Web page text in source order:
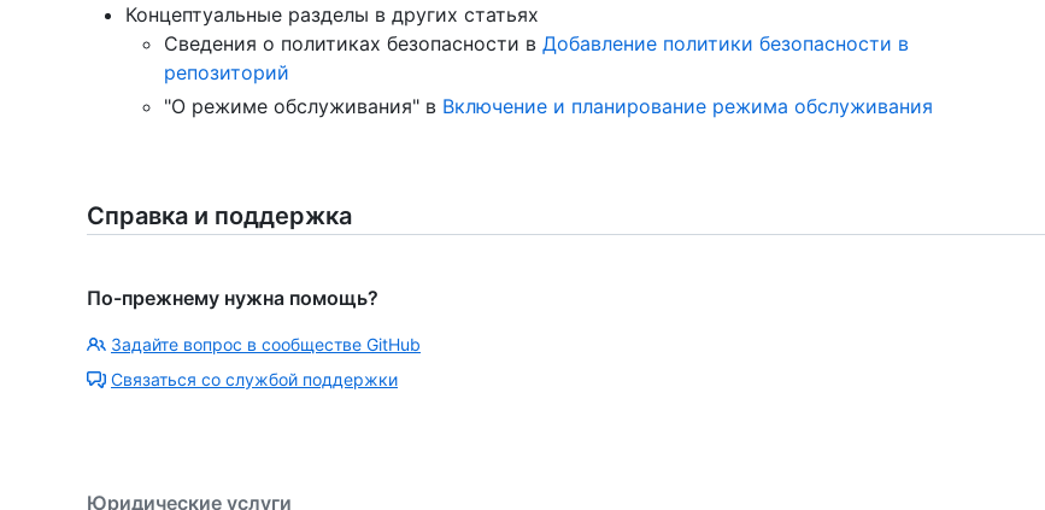
Концептуальные разделы в других статьях
Сведения о политиках безопасности в Добавление политики безопасности в
репозиторий
"О режиме обслуживания" в Включение и планирование режима обслуживания
Справка и поддержка
По-прежнему нужна помощь?
Задайте вопрос в сообществе GitHub
Связаться со службой поддержки
Юридические услуги